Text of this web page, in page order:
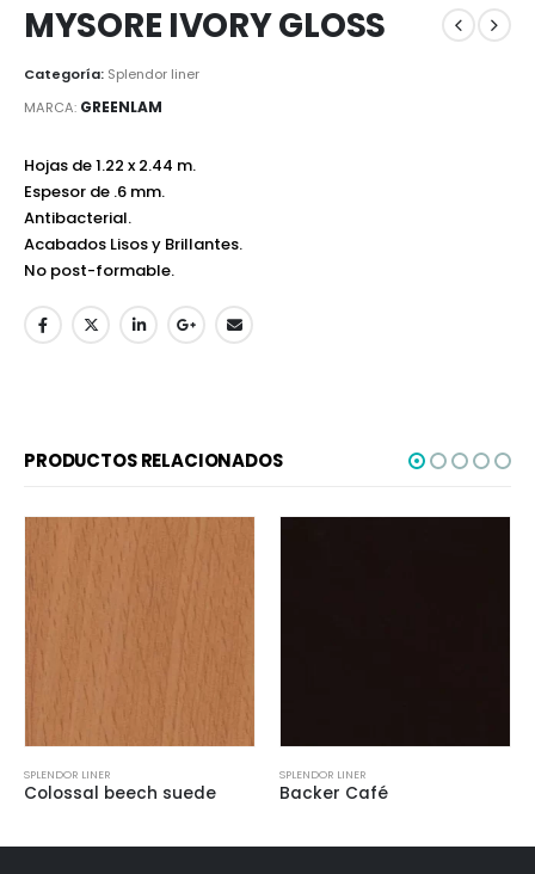
MYSORE IVORY GLOSS
Categoría: Splendor liner
MARCA: GREENLAM
Hojas de 1.22 x 2.44 m.
Espesor de .6 mm.
Antibacterial.
Acabados Lisos y Brillantes.
No post-formable.
PRODUCTOS RELACIONADOS
SPLENDOR LINER
Colossal beech suede
SPLENDOR LINER
Backer Café